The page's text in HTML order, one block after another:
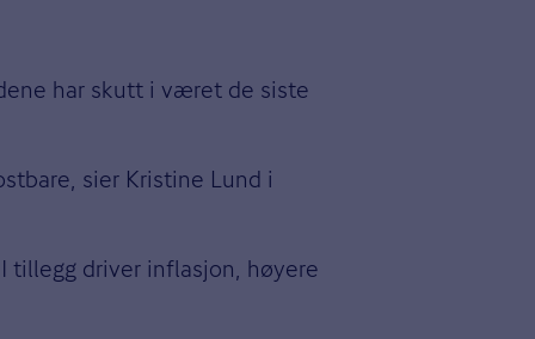
har skutt i været de siste
sier Kristine Lund i
tillegg driver inflasjon, høyere